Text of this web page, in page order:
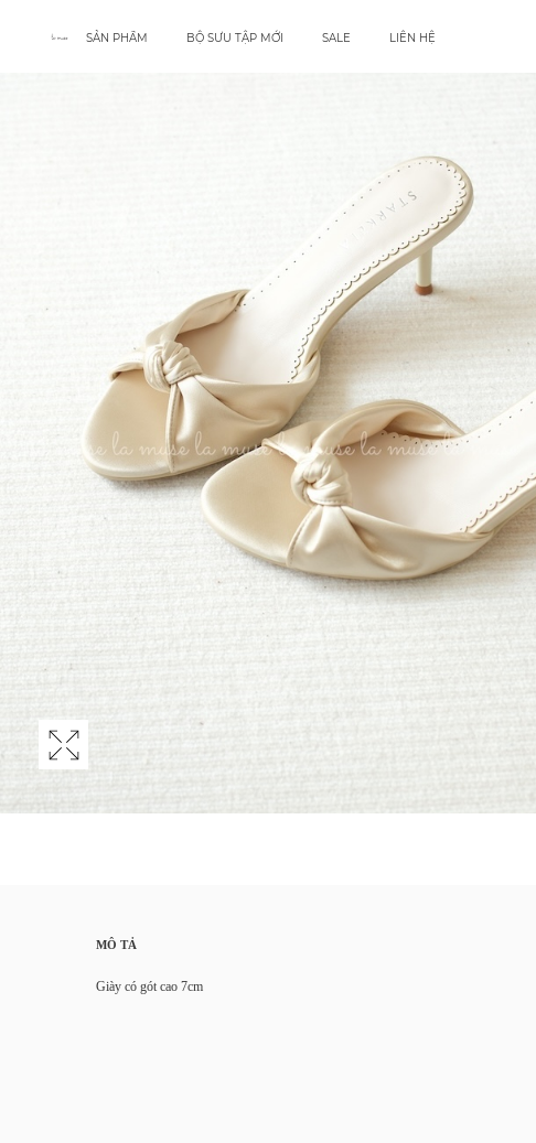
SẢN PHẨM BỘ SƯU TẬP MỚI SALE LIÊN HỆ
MÔ TẢ
Giày có gót cao 7cm